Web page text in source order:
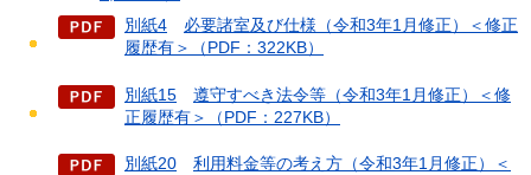
別紙4
必要諸室及び仕様（令和3年1月修正）＜修正
履歴有＞（PDF：322KB）
別紙15 遵守すべき法令等（令和3年1月修正）＜修
正履歴有＞（PDF：227KB）
別紙20 利用料金等の考え方（令和3年1月修正）＜